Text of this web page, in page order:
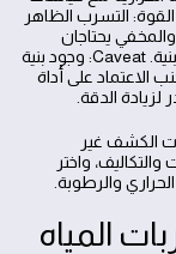
التسرب الظاهر
يحتاجان
تقنيات متقدمة وتدخلاً دقيقاً لضمان عدم تكسير البنية. Caveat: وجود بنية
الاعتماد على أداة
الدقة.
الكشف غير
واختر
والرطوبة.
المياه